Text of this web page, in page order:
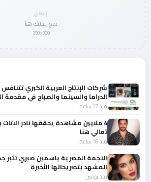
إعلان
ضع إعلانك هنا
300×250
شركات الإنتاج العربية الكبري
الدراما والسينما والصباح في
منذ 17 ساعة
4 ملايين مشاهدة يحققها نادر
تعالي هنا
منذ 18 ساعة
النجمة المصرية ياسمين صبري تثير
المشهد بتصريحاتها الأخيرة
منذ يومين